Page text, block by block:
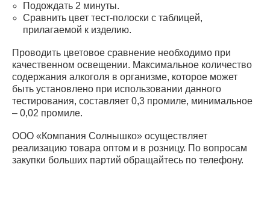
Подождать 2 минуты.
Сравнить цвет тест-полоски с таблицей,
прилагаемой к изделию.
Проводить цветовое сравнение необходимо при
качественном освещении. Максимальное количество
содержания алкоголя в организме, которое может
быть установлено при использовании данного
тестирования, составляет 0,3 промиле, минимальное
– 0,02 промиле.
ООО «Компания Солнышко» осуществляет
реализацию товара оптом и в розницу. По вопросам
закупки больших партий обращайтесь по телефону.